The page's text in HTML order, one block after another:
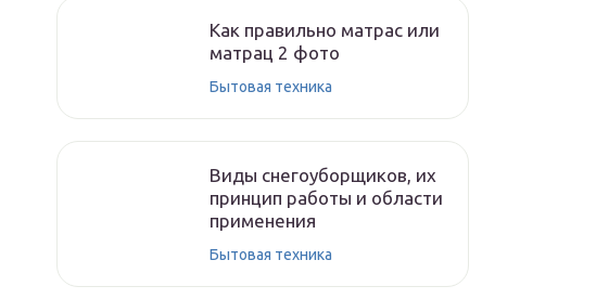
Как правильно матрас или
матрац 2 фото
Бытовая техника
Виды снегоуборщиков, их
принцип работы и области
применения
Бытовая техника